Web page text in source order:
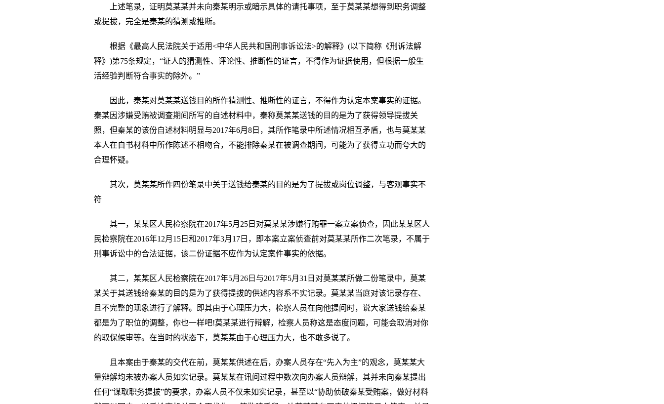
上述笔录，证明莫某某并未向秦某明示或暗示具体的请托事项，至于莫某某想得到职务调整
或提拔，完全是秦某的猜测或推断。
根据《最高人民法院关于适用<中华人民共和国刑事诉讼法>的解释》(以下简称《刑诉法解
释》)第75条规定，“证人的猜测性、评论性、推断性的证言，不得作为证据使用，但根据一般生
活经验判断符合事实的除外。”
因此，秦某对莫某某送钱目的所作猜测性、推断性的证言，不得作为认定本案事实的证据。
秦某因涉嫌受贿被调查期间所写的自述材料中，秦称莫某某送钱的目的是为了获得领导提拔关
照，但秦某的该份自述材料明显与2017年6月8日，其所作笔录中所述情况相互矛盾，也与莫某某
本人在自书材料中所作陈述不相吻合，不能排除秦某在被调查期间，可能为了获得立功而夸大的
合理怀疑。
其次，莫某某所作四份笔录中关于送钱给秦某的目的是为了提拔或岗位调整，与客观事实不
符
其一，某某区人民检察院在2017年5月25日对莫某某涉嫌行贿罪一案立案侦查，因此某某区人
民检察院在2016年12月15日和2017年3月17日，即本案立案侦查前对莫某某所作二次笔录，不属于
刑事诉讼中的合法证据，该二份证据不应作为认定案件事实的依据。
其二，某某区人民检察院在2017年5月26日与2017年5月31日对莫某某所做二份笔录中，莫某
某关于其送钱给秦某的目的是为了获得提拔的供述内容系不实记录。莫某某当庭对该记录存在、
且不完整的现象进行了解释。即其由于心理压力大，检察人员在向他提问时，说大家送钱给秦某
都是为了职位的调整，你也一样吧!莫某某进行辩解，检察人员称这是态度问题，可能会取消对你
的取保候审等。在当时的状态下，莫某某由于心理压力大，也不敢多说了。
且本案由于秦某的交代在前，莫某某供述在后，办案人员存在“先入为主”的观念，莫某某大
量辩解均未被办案人员如实记录。莫某某在讯问过程中数次向办案人员辩解，其并未向秦某提出
任何“谋取职务提拔”的要求，办案人员不仅未如实记录，甚至以“协助侦破秦某受贿案，做好材料